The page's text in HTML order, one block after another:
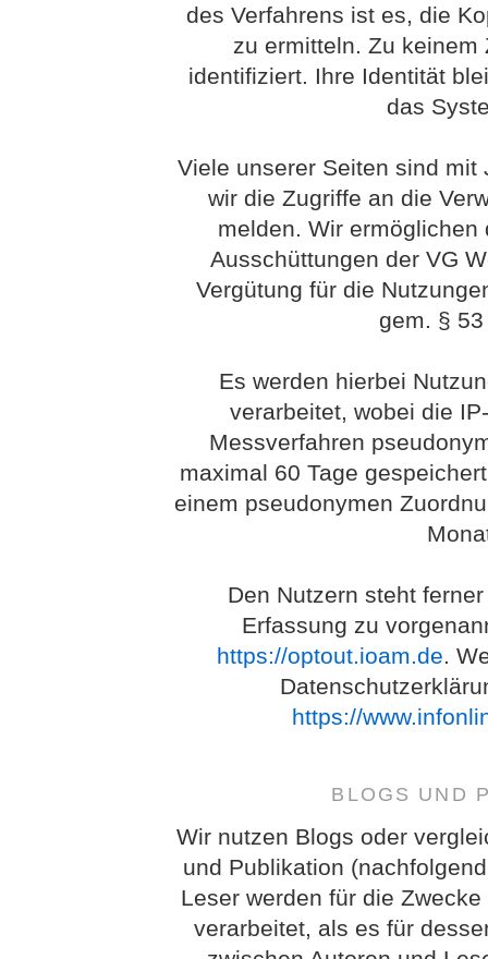
des Verfahrens ist es, die
zu ermitteln. Zu
identifiziert. Ihre Identität
das
Viele unserer Seiten sind mit
wir die Zugriffe an die
melden. Wir
Ausschüttungen der VG
Vergütung für die
gem. §
Es werden hierbei
verarbeitet, wobei die
Messverfahren
maximal 60 Tage
einem pseudonymen
Den Nutzern steht
Erfassung zu
https://optout.ioam.de.
https://
BLOGS UND
Wir nutzen Blogs oder
und Publikation
Leser werden für die
verarbeitet, als es für